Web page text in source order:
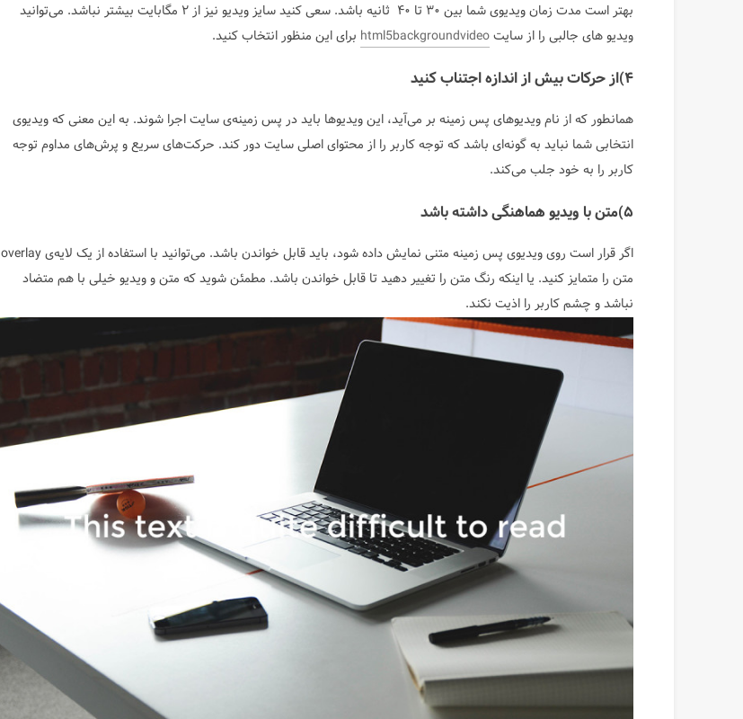
بهتر است مدت زمان ویدیوی شما بین ۳۰ تا ۴۰ ثانیه باشد. سعی کنید سایز ویدیو نیز از ۲ مگابایت بیشتر نباشد. می‌توانید
ویدیو های جالبی را از سایتhtml5backgroundvideo برای این منظور انتخاب کنید.
۴)از حرکات بیش از اندازه اجتناب کنید
همانطور که از نام ویدیوهای پس زمینه بر می‌آید، این ویدیوها باید در پس زمینه‌ی سایت اجرا شوند. به این معنی که ویدیوی
انتخابی شما نباید به گونه‌ای باشد که توجه کاربر را از محتوای اصلی سایت دور کند. حرکت‌های سریع و پرش‌های مداوم توجه
کاربر را به خود جلب می‌کند.
۵)متن با ویدیو هماهنگی داشته باشد
اگر قرار است روی ویدیوی پس زمینه متنی نمایش داده شود، باید قابل خواندن باشد. می‌توانید با استفاده از یک لایه‌ی overlay
متن را متمایز کنید. یا اینکه رنگ متن را تغییر دهید تا قابل خواندن باشد. مطمئن شوید که متن و ویدیو خیلی با هم متضاد
نباشد و چشم کاربر را اذیت نکند.